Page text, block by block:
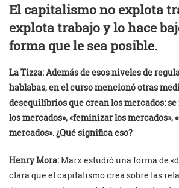
El capitalismo no explota
explota trabajo y lo hace
forma que le sea posible.
La Tizza:Además de esos niveles de
hablabas, en el curso mencionó otras
desequilibrios que crean los mercados:
los mercados», «feminizar los mercados»,
mercados». ¿Qué significa eso?
Henry Mora:Marx estudió una forma de
clara que el capitalismo crea sobre las